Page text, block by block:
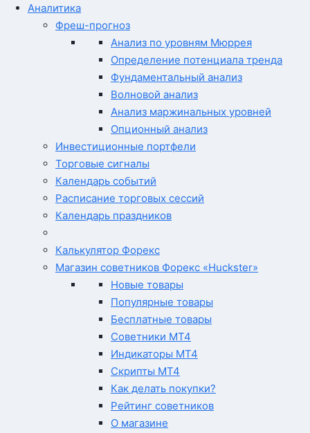
Аналитика
Фреш-прогноз
Анализ по уровням Мюррея
Определение потенциала тренда
Фундаментальный анализ
Волновой анализ
Анализ маржинальных уровней
Опционный анализ
Инвестиционные портфели
Торговые сигналы
Календарь событий
Расписание торговых сессий
Календарь праздников
Калькулятор Форекс
Магазин советников Форекс «Huckster»
Новые товары
Популярные товары
Бесплатные товары
Советники MT4
Индикаторы MT4
Скрипты MT4
Как делать покупки?
Рейтинг советников
О магазине